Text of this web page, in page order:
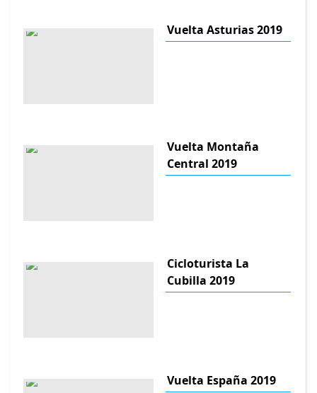
Vuelta Asturias 2019
Vuelta Montaña
Central 2019
Cicloturista La
Cubilla 2019
Vuelta España 2019